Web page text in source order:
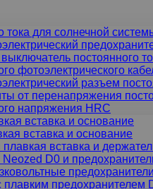
тока для солнечной
постоянного
фотоэлектрического
разъем
от перенапряжения
напряжения HRC
вставка и основание
вставка и основание
вставка и
D0 и
плавким предохранителем